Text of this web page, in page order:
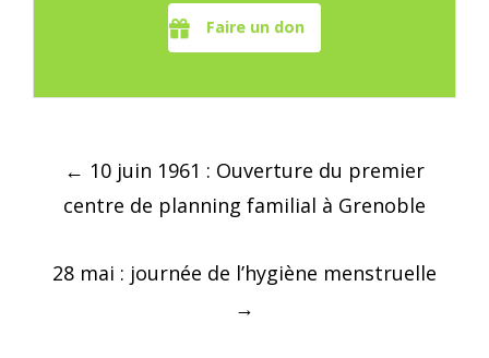
Faire un don
Post
navigation
← 10 juin 1961 : Ouverture du premier
centre de planning familial à Grenoble
28 mai : journée de l’hygiène menstruelle
→